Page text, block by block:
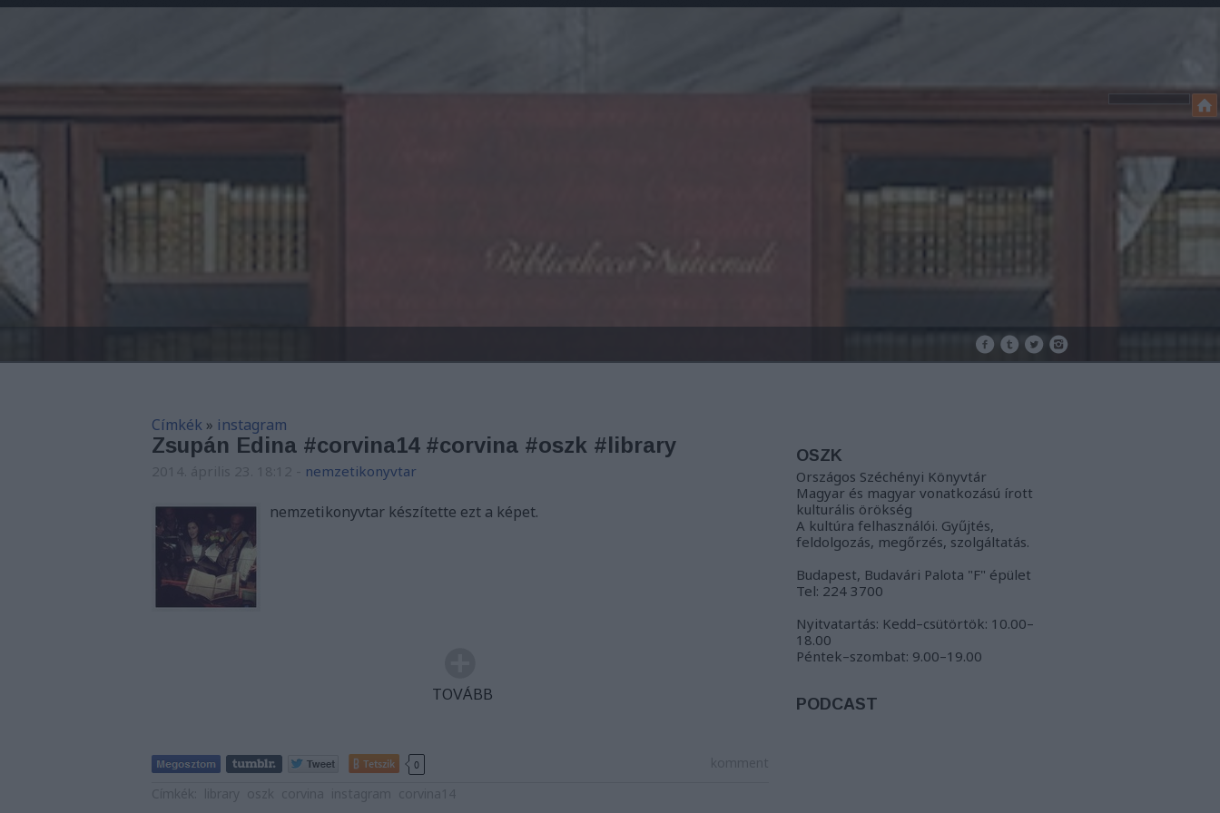
Címkék » instagram
Zsupán Edina #corvina14 #corvina #oszk #library
nemzetikonyvtar
nemzetikonyvtar készítette ezt a képet.
TOVÁBB
Tetszik 0
OSZK
Országos Széchényi Könyvtár
Magyar és magyar vonatkozású írott
kulturális örökség
A kultúra felhasználói. Gyűjtés,
feldolgozás, megőrzés, szolgáltatás.
Budapest, Budavári Palota "F" épület
Tel: 224 3700
Nyitvatartás: Kedd–csütörtök: 10.00–
18.00
Péntek–szombat: 9.00–19.00
PODCAST